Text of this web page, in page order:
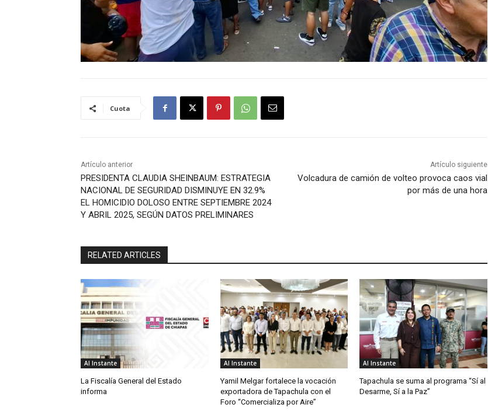
Cuota
Artículo anterior
PRESIDENTA CLAUDIA SHEINBAUM: ESTRATEGIA
NACIONAL DE SEGURIDAD DISMINUYE EN 32.9%
EL HOMICIDIO DOLOSO ENTRE SEPTIEMBRE 2024
Y ABRIL 2025, SEGÚN DATOS PRELIMINARES
Artículo siguiente
Volcadura de camión de volteo provoca caos vial
por más de una hora
RELATED ARTICLES
Al Instante
La Fiscalía General del Estado
informa
Al Instante
Yamil Melgar fortalece la vocación
exportadora de Tapachula con el
Foro “Comercializa por Aire”
Al Instante
Tapachula se suma al programa “Sí al
Desarme, Sí a la Paz”